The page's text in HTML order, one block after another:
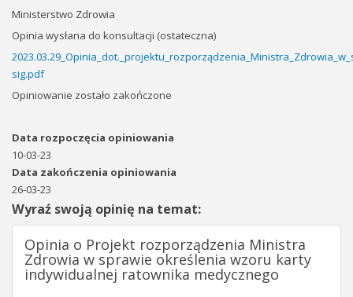
Ministerstwo Zdrowia
Opinia wysłana do konsultacji (ostateczna)
sig.pdf
Opiniowanie zostało zakończone
Data rozpoczęcia opiniowania
10-03-23
Data zakończenia opiniowania
26-03-23
Wyraź swoją opinię na temat:
Opinia o Projekt rozporządzenia Ministra
Zdrowia w sprawie określenia wzoru karty
indywidualnej ratownika medycznego